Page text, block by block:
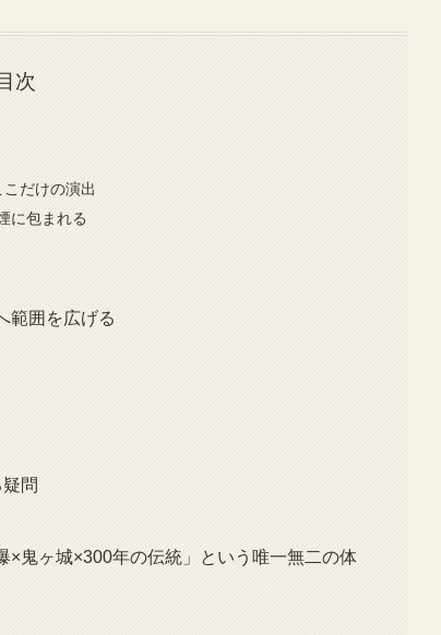
次
だけの演出
に包まれる
範囲を広げる
問
×鬼ヶ城×300年の伝統」という唯一無二の体